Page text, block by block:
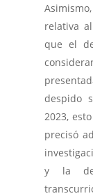
relativa
que el
despido
2023,
precisó
y la